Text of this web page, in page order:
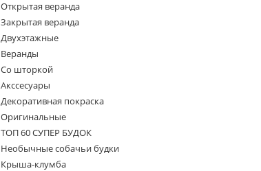
Закрытая веранда
Двухэтажные
Веранды
Со шторкой
Акссесуары
Декоративная покраска
Оригинальные
ТОП 60 СУПЕР БУДОК
Необычные собачьи будки
Крыша-клумба
«Модерн-куб»